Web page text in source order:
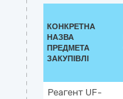
КОНКРЕТНА
НАЗВА
ПРЕДМЕТА
ЗАКУПІВЛІ
Реагент UF-